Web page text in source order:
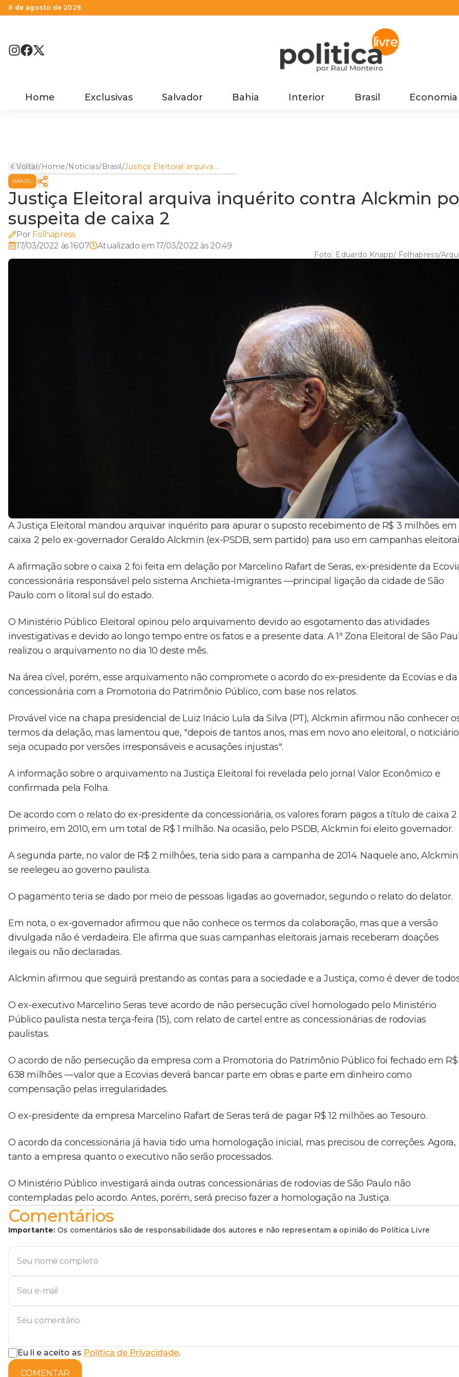
8 de agosto de 2026
Home Exclusivas Salvador Bahia Interior Brasil Economia
Voltar/Home/Noticias/Brasil/Justiça Eleitoral arquiva
inquérito contra Alckmin por
BRASIL
Justiça Eleitoral arquiva inquérito contra Alckmin
suspeita de caixa 2
Por Folhapress
17/03/2022 às 16:07
Atualizado em 17/03/2022 às 20:49
Foto: Eduardo Knapp/ Folhapress/
A Justiça Eleitoral mandou arquivar inquérito para apurar o suposto recebimento de R$ 3 milhões em
caixa 2 pelo ex-governador Geraldo Alckmin (ex-PSDB, sem partido) para uso em campanhas
A afirmação sobre o caixa 2 foi feita em delação por Marcelino Rafart de Seras, ex-presidente da
concessionária responsável pelo sistema Anchieta-Imigrantes —principal ligação da cidade de São
Paulo com o litoral sul do estado.
O Ministério Público Eleitoral opinou pelo arquivamento devido ao esgotamento das atividades
investigativas e devido ao longo tempo entre os fatos e a presente data. A 1ª Zona Eleitoral de São
realizou o arquivamento no dia 10 deste mês.
Na área cível, porém, esse arquivamento não compromete o acordo do ex-presidente da Ecovias e da
concessionária com a Promotoria do Patrimônio Público, com base nos relatos.
Provável vice na chapa presidencial de Luiz Inácio Lula da Silva (PT), Alckmin afirmou não conhecer
termos da delação, mas lamentou que, "depois de tantos anos, mas em novo ano eleitoral, o noticiário
seja ocupado por versões irresponsáveis e acusações injustas".
A informação sobre o arquivamento na Justiça Eleitoral foi revelada pelo jornal Valor Econômico e
confirmada pela Folha.
De acordo com o relato do ex-presidente da concessionária, os valores foram pagos a título de caixa
primeiro, em 2010, em um total de R$ 1 milhão. Na ocasião, pelo PSDB, Alckmin foi eleito governador.
A segunda parte, no valor de R$ 2 milhões, teria sido para a campanha de 2014. Naquele ano, Alckmin
se reelegeu ao governo paulista.
O pagamento teria se dado por meio de pessoas ligadas ao governador, segundo o relato do delator.
Em nota, o ex-governador afirmou que não conhece os termos da colaboração, mas que a versão
divulgada não é verdadeira. Ele afirma que suas campanhas eleitorais jamais receberam doações
ilegais ou não declaradas.
Alckmin afirmou que seguirá prestando as contas para a sociedade e a Justiça, como é dever de
O ex-executivo Marcelino Seras teve acordo de não persecução cível homologado pelo Ministério
Público paulista nesta terça-feira (15), com relato de cartel entre as concessionárias de rodovias
paulistas.
O acordo de não persecução da empresa com a Promotoria do Patrimônio Público foi fechado em R$
638 milhões —valor que a Ecovias deverá bancar parte em obras e parte em dinheiro como
compensação pelas irregularidades.
O ex-presidente da empresa Marcelino Rafart de Seras terá de pagar R$ 12 milhões ao Tesouro.
O acordo da concessionária já havia tido uma homologação inicial, mas precisou de correções. Agora,
tanto a empresa quanto o executivo não serão processados.
O Ministério Público investigará ainda outras concessionárias de rodovias de São Paulo não
contempladas pelo acordo. Antes, porém, será preciso fazer a homologação na Justiça.
Comentários
Importante: Os comentários são de responsabilidade dos autores e não representam a opinião do Política Livre
Eu li e aceito as Política de Privacidade.
COMENTAR